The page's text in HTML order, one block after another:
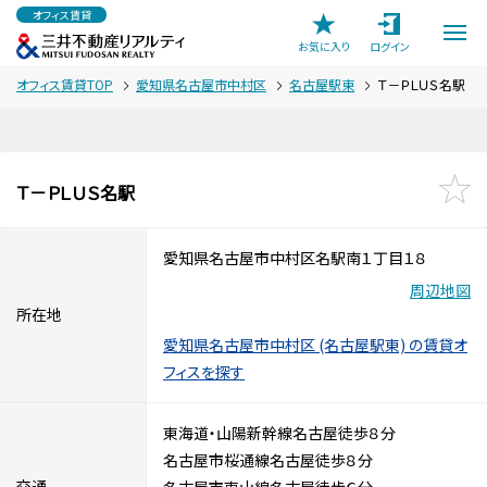
オフィス賃貸
お気に入り
ログイン
オフィス賃貸TOP 愛知県名古屋市中村区 名古屋駅東 Ｔ－ＰＬＵＳ名駅
Ｔ－ＰＬＵＳ名駅
所在地
愛知県名古屋市中村区名駅南１丁目１８
周辺地図
愛知県名古屋市中村区 (名古屋駅東) の賃貸オ
フィスを探す
東海道・山陽新幹線名古屋徒歩８分
名古屋市桜通線名古屋徒歩８分